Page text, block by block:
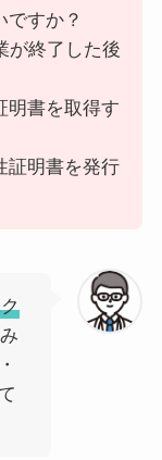
ですか？
が終了した後
明書を取得す
証明書を発行